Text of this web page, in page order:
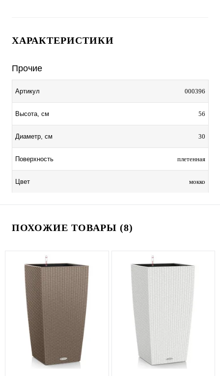
ХАРАКТЕРИСТИКИ
Прочие
Артикул 000396
Высота, см 56
Диаметр, см 30
Поверхность плетенная
Цвет мокко
ПОХОЖИЕ ТОВАРЫ (8)